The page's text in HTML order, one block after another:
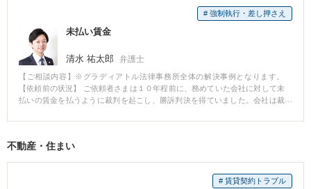
連絡を取り，状況を確認するとともに速やかに事件を進めるよう求めたこと
で，早期に，かつ，最も望んでいた結論に至ることができました。
ました。 「そもそも投資をしていないとしたら、詐欺に該当する」 「ICO案
件の仮想通貨の投資をしていたのだとしても、値上がりが確実であるなど伝
えて仮想通貨の投資をさせたことは不法行為に該当する」 として、返金請求
を行いました。 その後、詐欺師から連絡があり、詐欺師と交渉を開始。 詐欺
師は、顧問弁護士に対応を任せたいと伝え、詐欺師側の代理人弁護士と被害
者側である弊所の弁護士での交渉をすることになりました。 そして交渉の結
果、500万円の返金に成功しました。 【弁護士からのコメント】 上場が確定
していて、値上がり確実なICO案件があるなどと言って投資を勧誘する仮想通
なら、勧誘者本人が投資をすればいいのです。 人を勧誘する必要なんてあり
の被害にあった場合には、できる限り早く弁護士に相談して、返金請求をす
# 強制執行・差し押さえ
未払い賃金
清水 祐太郎 弁護士
【ご相談内容】※グラディアトル法律事務所全体の解決事例となります。
【依頼前の状況】 ご依頼者さまは１０年程前に、務めていた会社に対して未
払いの賃金を払うように裁判を起こし、勝訴判決を得ていました。会社は裁
でした。 【依頼後の結果】 相手方の会社に対して即日で内容証明郵便を送付
決できるかという勝負です。 内容証明郵便で支払期日を定めたものの、支払
手続き（相手方を裁判所に呼び出し、財産状況を陳述させる手続き）を取っ
不動産・住まい
# 賃貸契約トラブル